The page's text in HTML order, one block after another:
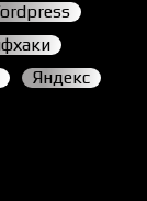
Яндекс